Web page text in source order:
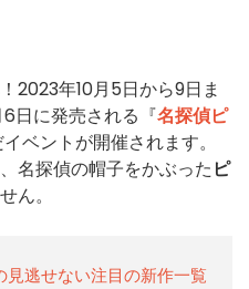
2023年10月5日から9日ま
6日に発売される『名探偵ピ
ベントが開催されます。
名探偵の帽子をかぶったピ
ん。
見逃せない注目の新作一覧